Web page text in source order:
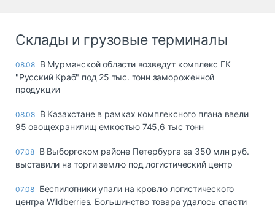
Склады и грузовые терминалы
08.08 В Мурманской области возведут комплекс ГК
"Русский Краб" под 25 тыс. тонн замороженной
продукции
08.08 В Казахстане в рамках комплексного плана ввели
95 овощехранилищ емкостью 745,6 тыс тонн
07.08 В Выборгском районе Петербурга за 350 млн руб.
выставили на торги землю под логистический центр
07.08 Беспилотники упали на кровлю логистического
центра Wildberries. Большинство товара удалось спасти